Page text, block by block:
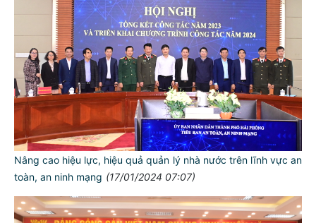
Nâng cao hiệu lực, hiệu quả quản lý nhà nước trên lĩnh vực an
toàn, an ninh mạng (17/01/2024 07:07)